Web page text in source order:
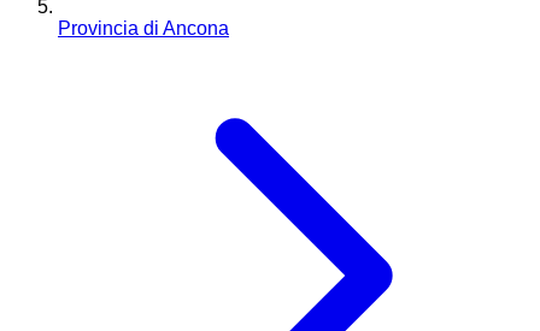
Provincia di Ancona